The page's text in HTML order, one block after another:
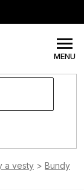
a vesty
Bundy